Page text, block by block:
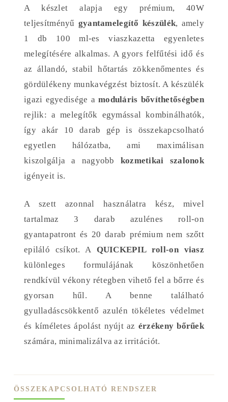
A készlet alapja egy prémium, 40W
teljesítményű gyantamelegítő készülék, amely
1 db 100 ml-es viaszkazetta egyenletes
melegítésére alkalmas. A gyors felfűtési idő és
az állandó, stabil hőtartás zökkenőmentes és
gördülékeny munkavégzést biztosít. A készülék
igazi egyedisége amoduláris bővíthetőségben
rejlik: a melegítők egymással kombinálhatók,
így akár 10 darab gép is összekapcsolható
egyetlen hálózatba, ami maximálisan
kiszolgálja a nagyobb kozmetikai szalonok
igényeit is.
A szett azonnal használatra kész, mivel
tartalmaz 3 darab azulénes roll-on
gyantapatront és 20 darab prémium nem szőtt
epiláló csíkot. A QUICKEPIL roll-on viasz
különleges formulájának köszönhetően
rendkívül vékony rétegben vihető fel a bőrre és
gyorsan hűl. A benne található
gyulladáscsökkentő azulén tökéletes védelmet
és kíméletes ápolást nyújt az érzékeny bőrűek
számára, minimalizálva az irritációt.
ÖSSZEKAPCSOLHATÓ RENDSZER